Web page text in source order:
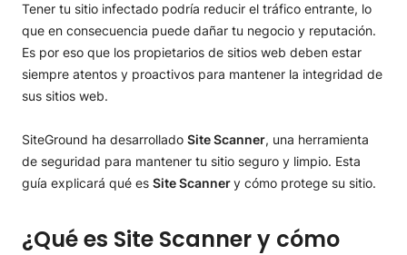
¿Cuál es la diferencia entre Site Scanner Basic y Site
Scanner Premium?
¿Cómo puedo comprar Site Scanner?
¿Puedo comprar Site Scanner para mi subdominio?
¿Se renueva automáticamente el Site Scanner?
Tener tu sitio infectado podría reducir el tráfico entrante, lo
que en consecuencia puede dañar tu negocio y reputación.
Es por eso que los propietarios de sitios web deben estar
siempre atentos y proactivos para mantener la integridad de
sus sitios web.
SiteGround ha desarrollado Site Scanner, una herramienta
de seguridad para mantener tu sitio seguro y limpio. Esta
guía explicará qué es Site Scannery cómo protege su sitio.
¿Qué es Site Scanner y cómo